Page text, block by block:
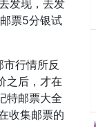
发现，去发
票5分银试
行情所反
之后，才在
特邮票大全
收集邮票的